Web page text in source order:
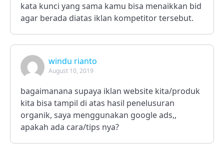
kata kunci yang sama kamu bisa menaikkan bid
agar berada diatas iklan kompetitor tersebut.
windu rianto
August 10, 2019
bagaimanana supaya iklan website kita/produk
kita bisa tampil di atas hasil penelusuran
organik, saya menggunakan google ads,,
apakah ada cara/tips nya?